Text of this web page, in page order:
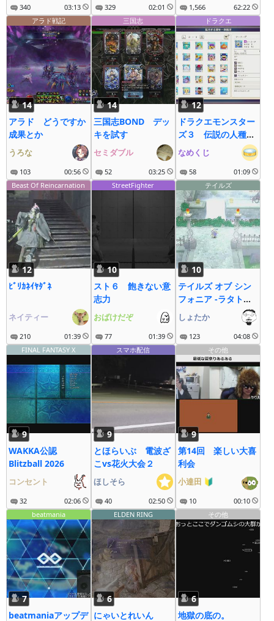
340 03:13 329 02:01 1,566
62:22
アラド戦記
14
アラド どうですか
成果とか
うろな
103 00:56
三国志
14
三国志BOND デッ
キを試す
セミダブル
52 03:25
ドラクエ
12
ドラクエモンスター
ズ３ 伝説の人種差
別モンスター・ブラ
ックマージは存在す
るのか？
なめくじ
58
01:09
Beast Of Reincarnation
12
ﾋﾞﾘｶﾈｲﾔﾀﾞﾈ
ネイティー
210 01:39
StreetFighter
10
スト６ 飽きない意
志力
おばけだぞ
77 01:39
テイルズ
10
テイルズ オブ シン
フォニア -ラタトス
クの騎士-(PS3)
#10←おーちゃんの
お絵かきロジック
(PS) #13
しょたか
123
04:08
FINAL FANTASY X
9
WAKKA公認
Blitzball 2026
コンセント
32 02:06
スマホ配信
9
とほらいぶ 電波ざ
こvs花火大会２
ほしそら
40 02:50
その他
9
第14回 楽しい大喜
利会
小達田 🔰
10
00:10
beatmania
7
beatmaniaアップデ
ELDEN RING
6
にゃいとれいん
その他
6
地獄の底の。